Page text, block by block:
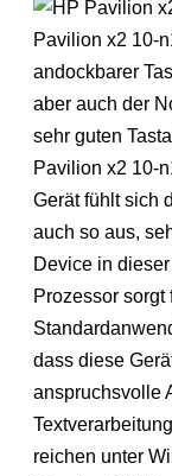
Pavilion x2 10-
andockbarer
aber auch der
sehr guten
Pavilion x2 10-
Gerät fühlt sich
auch so aus,
Device in
Prozessor
dass diese
anspruchsvolle
reichen unter